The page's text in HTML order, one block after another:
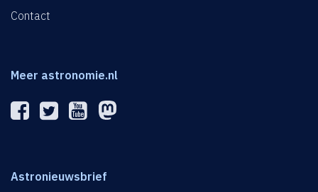
Contact
Meer astronomie.nl
Astronieuwsbrief